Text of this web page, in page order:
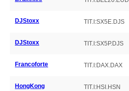
DJStoxx TIT.I:SX5E.DJS
DJStoxx TIT.I:SX5P.DJS
Francoforte TIT.I:DAX.DAX
HongKong TIT.I:HSI.HSN